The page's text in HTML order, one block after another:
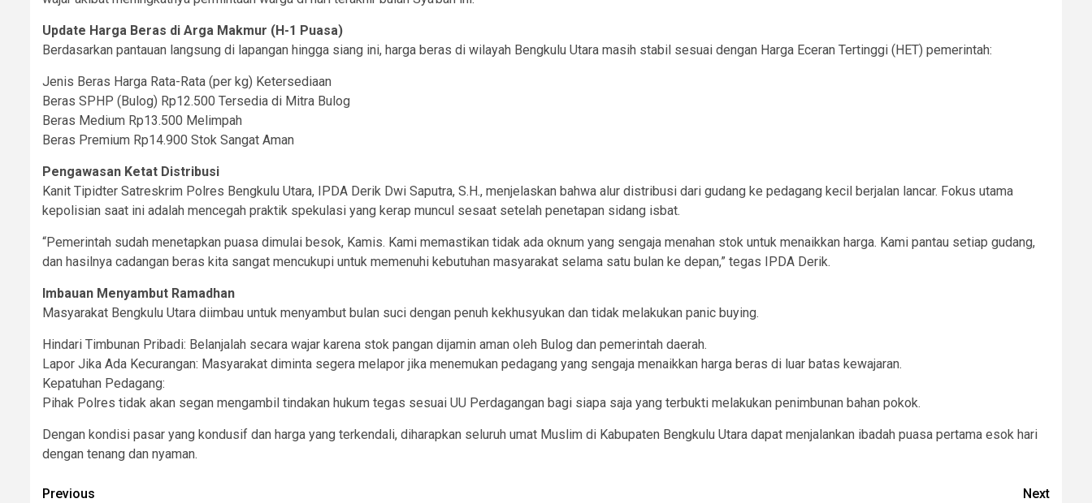
​Update Harga Beras di Arga Makmur (H-1 Puasa)
​Berdasarkan pantauan langsung di lapangan hingga siang ini, harga beras di wilayah Bengkulu Utara masih stabil sesuai dengan Harga Eceran Tertinggi (HET) pemerintah:
Jenis Beras Harga Rata-Rata (per kg) Ketersediaan
Beras SPHP (Bulog) Rp12.500 Tersedia di Mitra Bulog
Beras Medium Rp13.500 Melimpah
Beras Premium Rp14.900 Stok Sangat Aman
Pengawasan Ketat Distribusi
Kanit Tipidter Satreskrim Polres Bengkulu Utara, IPDA Derik Dwi Saputra, S.H., menjelaskan bahwa alur distribusi dari gudang ke pedagang kecil berjalan lancar. Fokus utama
kepolisian saat ini adalah mencegah praktik spekulasi yang kerap muncul sesaat setelah penetapan sidang isbat.
“Pemerintah sudah menetapkan puasa dimulai besok, Kamis. Kami memastikan tidak ada oknum yang sengaja menahan stok untuk menaikkan harga. Kami pantau setiap gudang,
dan hasilnya cadangan beras kita sangat mencukupi untuk memenuhi kebutuhan masyarakat selama satu bulan ke depan,” tegas IPDA Derik.
Imbauan Menyambut Ramadhan
Masyarakat Bengkulu Utara diimbau untuk menyambut bulan suci dengan penuh kekhusyukan dan tidak melakukan panic buying.
Hindari Timbunan Pribadi: Belanjalah secara wajar karena stok pangan dijamin aman oleh Bulog dan pemerintah daerah.
Lapor Jika Ada Kecurangan: Masyarakat diminta segera melapor jika menemukan pedagang yang sengaja menaikkan harga beras di luar batas kewajaran.
Kepatuhan Pedagang:
Pihak Polres tidak akan segan mengambil tindakan hukum tegas sesuai UU Perdagangan bagi siapa saja yang terbukti melakukan penimbunan bahan pokok.
Dengan kondisi pasar yang kondusif dan harga yang terkendali, diharapkan seluruh umat Muslim di Kabupaten Bengkulu Utara dapat menjalankan ibadah puasa pertama esok hari
dengan tenang dan nyaman.
Post
Previous
Next